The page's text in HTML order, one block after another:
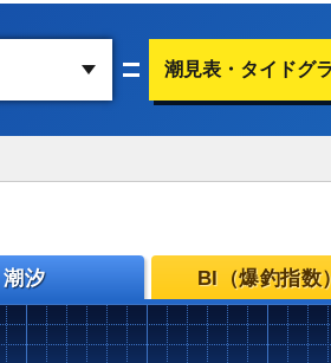
潮見表・タイドグ
潮汐 BI（爆釣指数）